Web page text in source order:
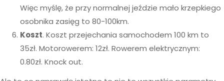
Więc myślę, że przy normalnej jeździe mało krzepkiego
osobnika zasięg to 80-100km.
Koszt. Koszt przejechania samochodem 100 km to
35zł. Motorowerem: 12zł. Rowerem elektrycznym:
0.80zł. Knock out.